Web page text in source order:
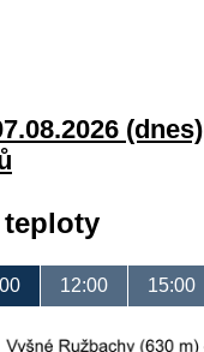
(dnes)
12:00 15:00